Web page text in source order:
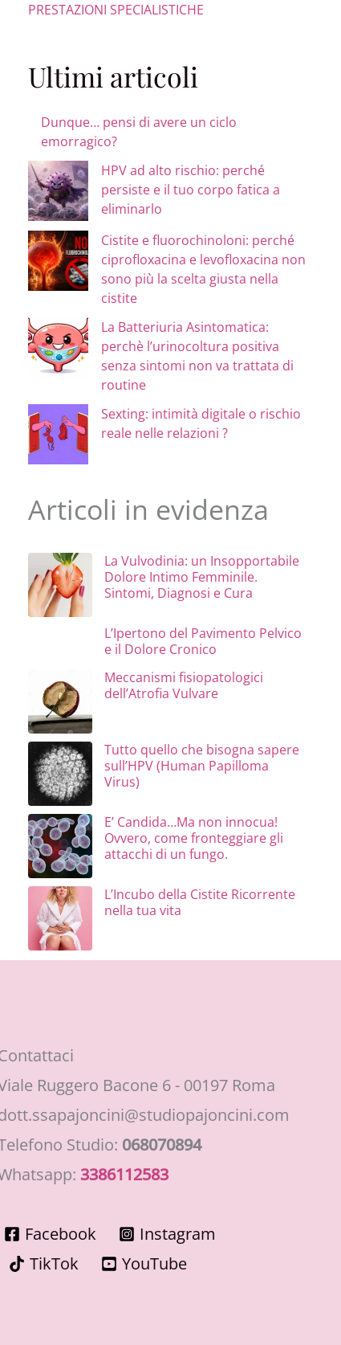
PRESTAZIONI SPECIALISTICHE
Ultimi articoli
Dunque… pensi di avere un ciclo
emorragico?
HPV ad alto rischio: perché
persiste e il tuo corpo fatica a
eliminarlo
Cistite e fluorochinoloni: perché
ciprofloxacina e levofloxacina non
sono più la scelta giusta nella
cistite
La Batteriuria Asintomatica:
perchè l’urinocoltura positiva
senza sintomi non va trattata di
routine
Sexting: intimità digitale o rischio
reale nelle relazioni ?
Articoli in evidenza
La Vulvodinia: un Insopportabile
Dolore Intimo Femminile.
Sintomi, Diagnosi e Cura
L’Ipertono del Pavimento Pelvico
e il Dolore Cronico
Meccanismi fisiopatologici
dell’Atrofia Vulvare
Tutto quello che bisogna sapere
sull’HPV (Human Papilloma
Virus)
E’ Candida…Ma non innocua!
Ovvero, come fronteggiare gli
attacchi di un fungo.
L’Incubo della Cistite Ricorrente
nella tua vita
Ruggero Bacone 6 - 00197 Roma
Studio: 068070894
3386112583
Facebook
Instagram
TikTok
YouTube